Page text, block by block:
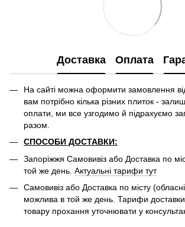
Доставка Оплата
На сайті можна оформити замовлення
вам потрібно кілька різних плиток -
оплати, ми все узгодимо й підрахуємо
разом.
СПОСОБИ ДОСТАВКИ:
Запоріжжя Самовивіз або Доставка по
той же день. Актуальні тарифи тут
Самовивіз або Доставка по місту
можлива в той же день. Тарифи доставки
товару прохання уточнювати у